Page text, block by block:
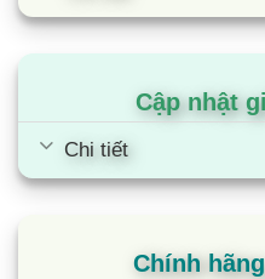
Tiết kiệm điện vượt
biến tần).Tất cả các
nhạy, thiết kế dạng
để điều chỉnh
trình nấu, bạn vẫn có
Cập nhật
Chi tiết
Chính